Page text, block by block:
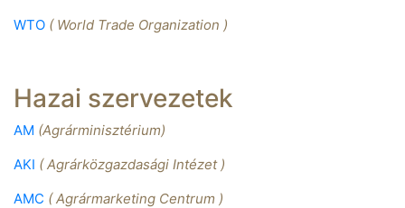
WTO ( World Trade Organization )
Hazai szervezetek
AM (Agrárminisztérium)
AKI ( Agrárközgazdasági Intézet )
AMC ( Agrármarketing Centrum )